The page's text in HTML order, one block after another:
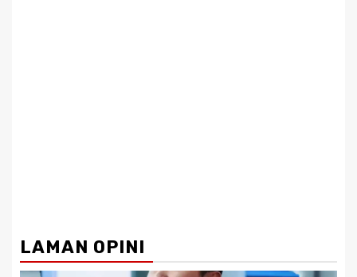
LAMAN OPINI